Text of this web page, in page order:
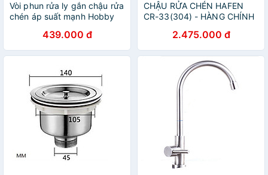
Vòi phun rửa ly gắn chậu rửa
chén áp suất mạnh Hobby
439.000 đ
CHẬU RỬA CHÉN HAFEN
CR-33(304) - HÀNG CHÍNH
2.475.000 đ